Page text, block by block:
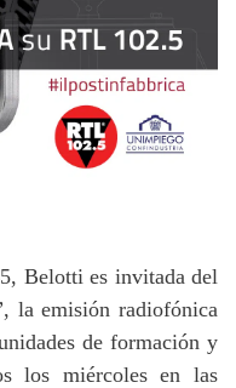
Belotti es invitada del
la emisión radiofónica
de formación y
los miércoles en las